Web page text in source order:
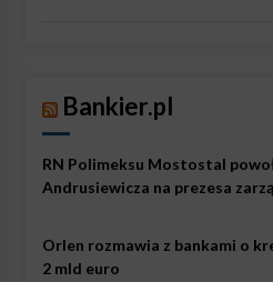
Bankier.pl
RN Polimeksu Mostostal
Andrusiewicza na prezesa
Orlen rozmawia z bankami o
2 mld euro